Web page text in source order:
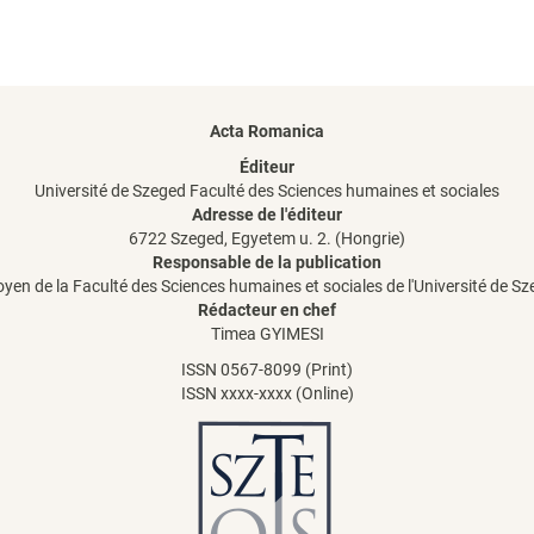
Acta Romanica
Éditeur
Université de Szeged Faculté des Sciences humaines et sociales
Adresse de l'éditeur
6722 Szeged, Egyetem u. 2. (Hongrie)
Responsable de la publication
de la Faculté des Sciences humaines et sociales de l'Université de
Rédacteur en chef
Timea GYIMESI
ISSN 0567-8099 (Print)
ISSN xxxx-xxxx (Online)